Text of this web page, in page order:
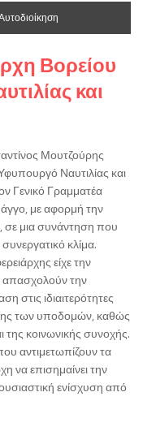
Βορείου
και
Μουτζούρης
Ναυτιλίας και
Γενικό Γραμματέα
με αφορμή την
σε μια συνάντηση που
κλίμα.
είχε την
απασχολούν την
στις ιδιαιτερότητες
των υποδομών, καθώς
της κοινωνικής συνοχής.
αντιμετωπίζουν τα
να επισημαίνει την
ενίσχυση από